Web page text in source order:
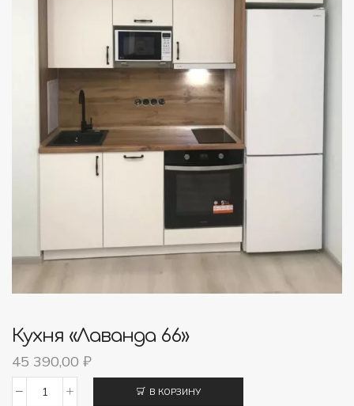
Кухня «Лаванда 66»
45 390,00 ₽
В КОРЗИНУ